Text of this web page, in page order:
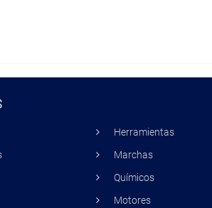
Herramientas
Marchas
Químicos
Motores